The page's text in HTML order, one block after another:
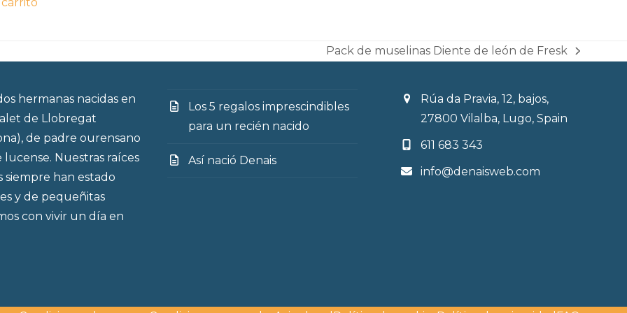
next
Pack de muselinas Diente de león de Fresk
hermanas nacidas en
de Llobregat
de padre ourensano
lucense. Nuestras raíces
siempre han estado
y de pequeñitas
con vivir un día en
Los 5 regalos imprescindibles
para un recién nacido
Así nació Denais
Rúa da Pravia, 12, bajos,
27800 Vilalba, Lugo, Spain
611 683 343
info@denaisweb.com